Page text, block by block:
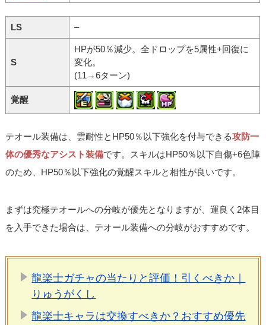
LS –
S
HPが50％減少。全ドロップを5属性+回復に
変化。
(11→6ターン)
覚醒
テオール装備は、雲耐性とHP50％以下強化を付与できる攻防一
体の優秀なアシスト装備です。スキルはHP50％以下自傷+6色陣
のため、HP50％以下強化の覚醒スキルと相性が良いです。
まずは究極テオールへの分岐が優先となりますが、運良く2体目
を入手できた場合は、テオール装備への分岐がおすすめです。
龍楽士ガチャの当たりと評価！引くべきか｜
りゅうがくし
龍楽士キャラは交換すべきか？おすすめ優先